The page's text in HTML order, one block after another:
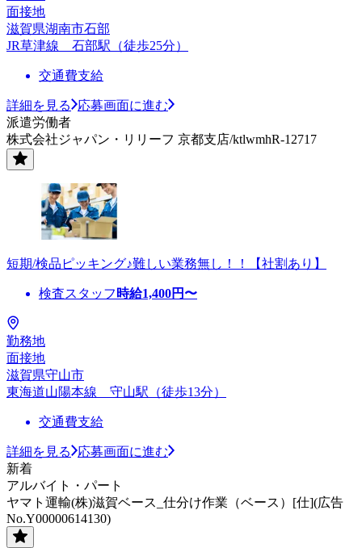
面接地
滋賀県湖南市石部
JR草津線 石部駅（徒歩25分）
交通費支給
詳細を見る
応募画面に進む
派遣労働者
株式会社ジャパン・リリーフ 京都支店/ktlwmhR-12717
短期/検品ピッキング♪難しい業務無し！！【社割あり】
検査スタッフ 時給1,400円〜
勤務地
面接地
滋賀県守山市
東海道山陽本線 守山駅（徒歩13分）
交通費支給
詳細を見る
応募画面に進む
新着
アルバイト・パート
ヤマト運輸(株)滋賀ベース_仕分け作業（ベース）[仕](広告
No.Y00000614130)